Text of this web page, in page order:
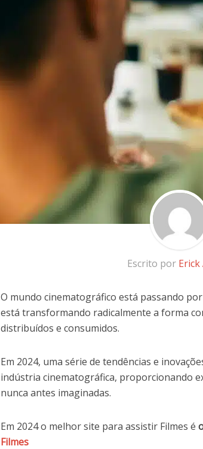
Escrito por
O mundo cinematográfico está passando
está transformando radicalmente a forma
distribuídos e consumidos.
Em 2024, uma série de tendências e
indústria cinematográfica, proporcionando
nunca antes imaginadas.
Em 2024 o melhor site para assistir Filmes é
Filmes